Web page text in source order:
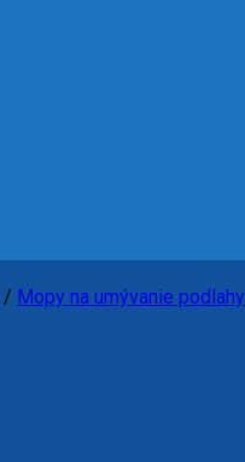
/ Mopy na umývanie podlahy